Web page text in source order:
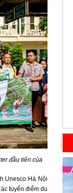
đầu tiên của
Unesco Hà Nội
tuyến điểm du